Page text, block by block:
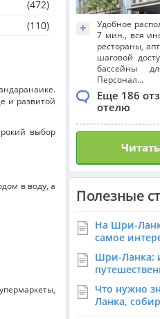
(472)
(110)
и развитой
выбор
в воду, а
+
Удобное
7 мин., вся
рестораны,
шаговой
бассейны
Персонал...
Еще 186
отелю
Полезные
На Шри-
самое
Шри-Ланка:
Что нужно
Ланка,